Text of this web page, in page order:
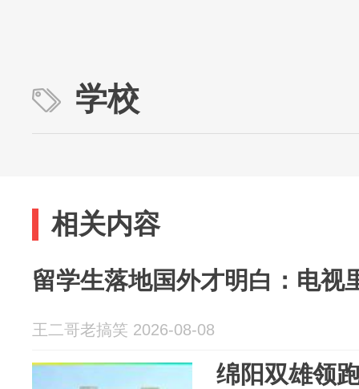
学校
相关内容
留学生落地国外才明白：电视
王二哥老搞笑 2026-08-08
绵阳双雄领